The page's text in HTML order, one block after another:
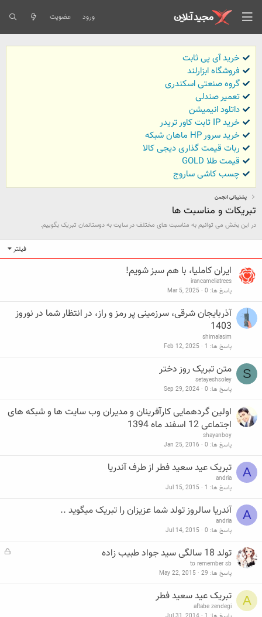
ورود عضویت
خرید آی پی ثابت
فروشگاه ابزارلند
گروه صنعتی اسکندری
تعمیر صندلی
داتلود انیمیشن
خرید IP ثابت کاور تریدر
خرید سرور HP ماهان شبکه
ربات قیمت گذاری دیجی کالا
قیمت طلا GOLD
چسب کاشی ساروج
پشتیبانی انجمن
تبریکات و مناسبت ها
در این بخش می توانیم به مناسبت های مختلف در سایت به دوستانمان تبریک بگوییم.
فیلتر
ایران کاملیا، با هم سبز شویم!
irancameliatrees
پاسخ ها 0
Mar 5, 2025
آذربایجان شرقی، سرزمینی پر رمز و راز، در انتظار شما در نوروز
1403
shimalasim
پاسخ ها 1
Feb 12, 2025
S متن تبریک روز دختر
setayeshsoley
پاسخ ها 0
Sep 29, 2024
اولین گردهمایی کارآفرینان و مدیران وب سایت ها و شبکه های
اجتماعی 12 اسفند ماه 1394
shayanboy
پاسخ ها 0
Jan 25, 2016
A تبریک عید سعید فطر از طرف آندریا
andria
پاسخ ها 1
Jul 15, 2015
A آندریا سالروز تولد شما عزیزان را تبریک میگوید ..
andria
پاسخ ها 0
Jul 14, 2015
ق
تولد 18 سالگی سید جواد طبیب زاده
to remember sb
پاسخ ها 29
May 22, 2015
A تبریک عید سعید فطر
aftabe zendegi